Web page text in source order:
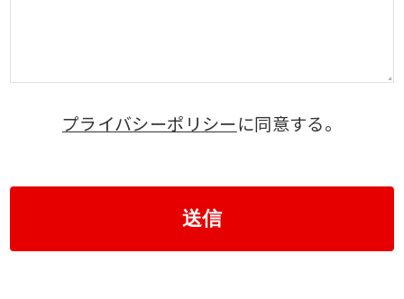
プライバシーポリシーに同意する。
送信